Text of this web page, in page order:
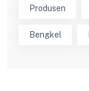
Produsen
Bengkel